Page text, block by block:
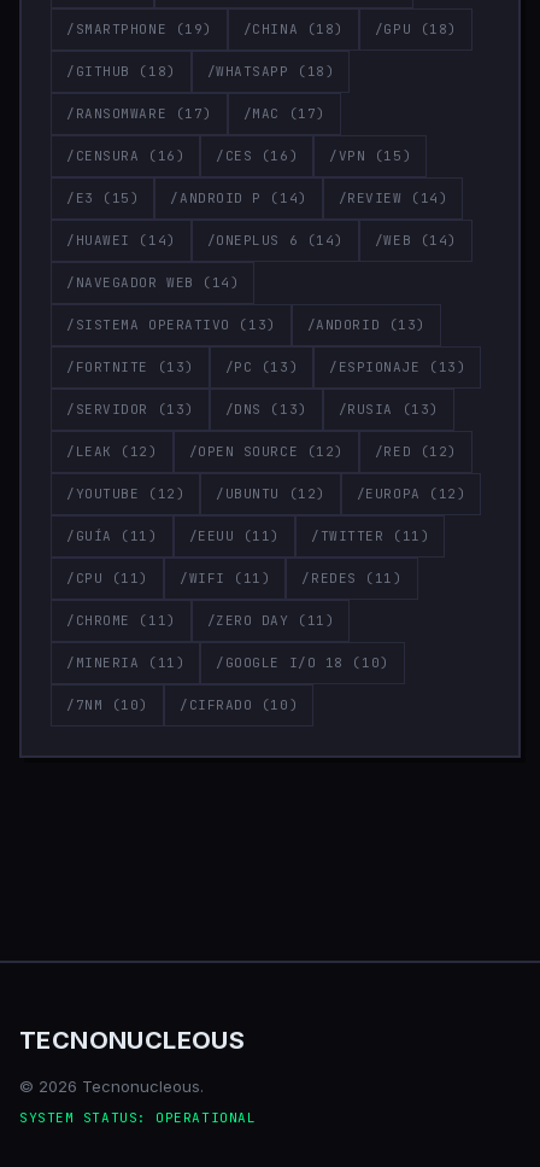
/SMARTPHONE (19) /CHINA (18) /GPU (18)
/GITHUB (18) /WHATSAPP (18)
/RANSOMWARE (17) /MAC (17)
/CENSURA (16) /CES (16) /VPN (15)
/E3 (15) /ANDROID P (14) /REVIEW (14)
/HUAWEI (14) /ONEPLUS 6 (14) /WEB (14)
/NAVEGADOR WEB (14)
/SISTEMA OPERATIVO (13) /ANDORID (13)
/FORTNITE (13) /PC (13) /ESPIONAJE (13)
/SERVIDOR (13) /DNS (13) /RUSIA (13)
/LEAK (12) /OPEN SOURCE (12) /RED (12)
/YOUTUBE (12) /UBUNTU (12) /EUROPA (12)
/GUÍA (11) /EEUU (11) /TWITTER (11)
/CPU (11) /WIFI (11) /REDES (11)
/CHROME (11) /ZERO DAY (11)
/MINERIA (11) /GOOGLE I/O 18 (10)
/7NM (10) /CIFRADO (10)
TECNONUCLEOUS
© 2026 Tecnonucleous.
SYSTEM STATUS: OPERATIONAL